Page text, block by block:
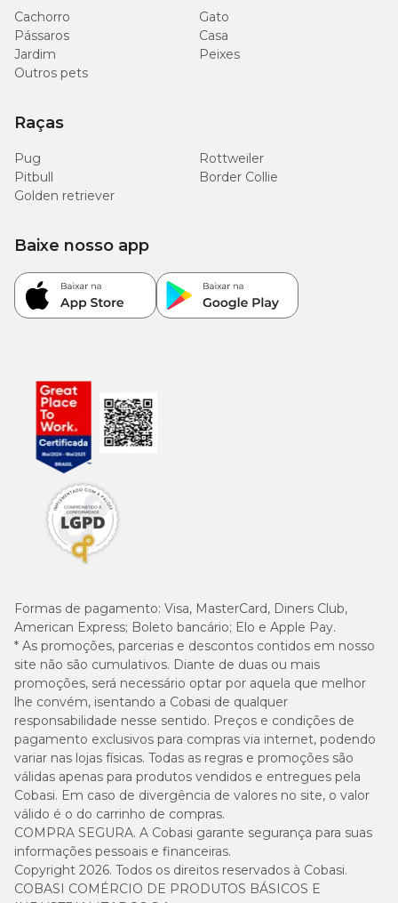
Cachorro
Gato
Pássaros
Casa
Jardim
Peixes
Outros pets
Raças
Pug
Rottweiler
Pitbull
Border Collie
Golden retriever
Formas de pagamento: Visa, MasterCard, Diners Club,
American Express; Boleto bancário; Elo e Apple Pay.
* As promoções, parcerias e descontos contidos em nosso
site não são cumulativos. Diante de duas ou mais
promoções, será necessário optar por aquela que melhor
lhe convém, isentando a Cobasi de qualquer
responsabilidade nesse sentido. Preços e condições de
pagamento exclusivos para compras via internet, podendo
variar nas lojas físicas. Todas as regras e promoções são
válidas apenas para produtos vendidos e entregues pela
Cobasi. Em caso de divergência de valores no site, o valor
válido é o do carrinho de compras.
COMPRA SEGURA. A Cobasi garante segurança para suas
informações pessoais e financeiras.
Copyright 2026. Todos os direitos reservados à Cobasi.
COBASI COMÉRCIO DE PRODUTOS BÁSICOS E
Baixe nosso app